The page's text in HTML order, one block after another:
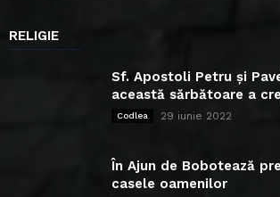
RELIGIE
Sf. Apostoli Petru și
această sărbătoare a
Codlea 29 iunie 2022
În Ajun de Bobotează
casele oamenilor